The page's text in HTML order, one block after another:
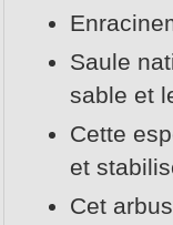
Saule
sable et
Cette
et
Cet